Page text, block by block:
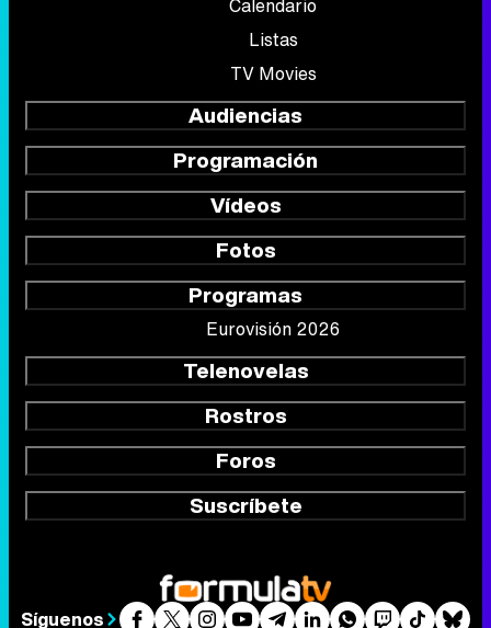
Listas
TV Movies
Audiencias
Programación
Vídeos
Fotos
Programas
Eurovisión 2026
Telenovelas
Rostros
Foros
Suscríbete
Síguenos